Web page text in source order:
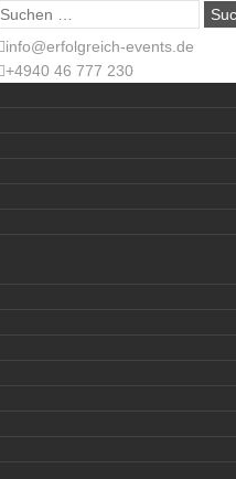
Suche
info@erfolgreich-events.de
+4940 46 777 230